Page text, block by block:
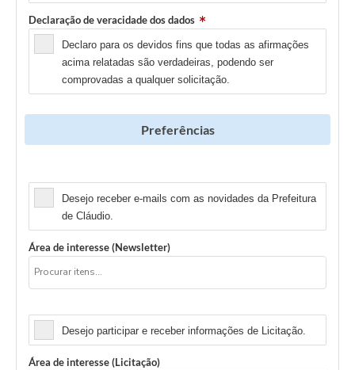
Declaração de veracidade dos dados
Declaro para os devidos fins que todas as afirmações
acima relatadas são verdadeiras, podendo ser
comprovadas a qualquer solicitação.
Preferências
Desejo receber e-mails com as novidades da Prefeitura
de Cláudio.
Área de interesse (Newsletter)
Desejo participar e receber informações de Licitação.
Área de interesse (Licitação)